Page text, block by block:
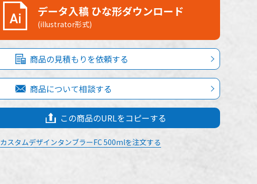
データ入稿 ひな形ダウンロード
(illustrator形式)
商品の見積もりを依頼する
商品について相談する
この商品のURLをコピーする
カスタムデザインタンブラーFC 500mlを注文する